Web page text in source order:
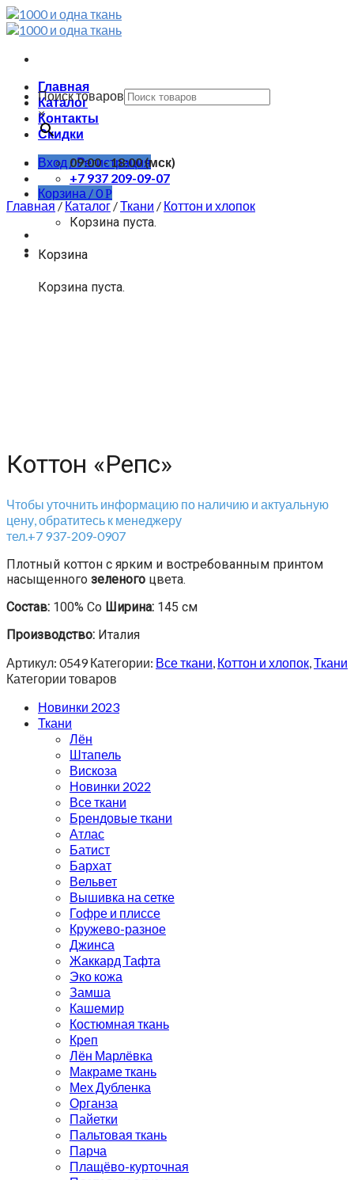
Skip
to
Главная
Каталог
Контакты
Скидки
Вход / Регистрация
Корзина /0Р
Корзина пуста.
Корзина
Корзина пуста.
Поиск товаров
×
09:00 - 18:00 (мск)
+7 937 209-09-07
Главная/Каталог /Ткани / Коттон и хлопок
Коттон «Репс»
Чтобы уточнить информацию по наличию и актуальную
цену, обратитесь к менеджеру
тел.+7 937-209-0907
Плотный коттон с ярким и востребованным принтом
насыщенного зеленого цвета.
Состав: 100% Co Ширина: 145 см
Производство: Италия
Артикул: 0549 Категории: Все ткани, Коттон и хлопок,Ткани
Категории товаров
Новинки 2023
Ткани
Лён
Штапель
Вискоза
Новинки 2022
Все ткани
Брендовые ткани
Атлас
Батист
Бархат
Вельвет
Вышивка на сетке
Гофре и плиссе
Кружево-разное
Джинса
Жаккард Тафта
Эко кожа
Замша
Кашемир
Костюмная ткань
Креп
Лён Марлёвка
Макраме ткань
Мех Дубленка
Органза
Пайетки
Пальтовая ткань
Парча
Плащёво-курточная